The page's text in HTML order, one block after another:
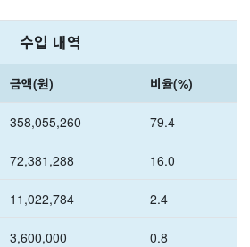
수입 내역
금액(원) 비율(%)
358,055,260 79.4
72,381,288 16.0
11,022,784 2.4
3,600,000 0.8